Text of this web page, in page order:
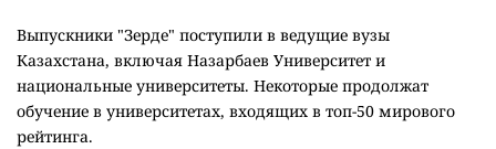
Выпускники "Зерде" поступили в ведущие вузы
Казахстана, включая Назарбаев Университет и
национальные университеты. Некоторые продолжат
обучение в университетах, входящих в топ-50 мирового
рейтинга.